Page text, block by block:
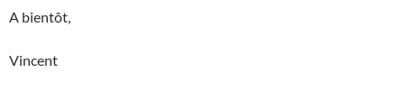
A bientôt,
Vincent